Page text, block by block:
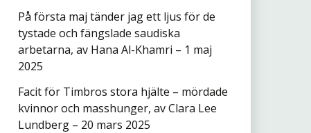
På första maj tänder jag ett ljus för de
tystade och fängslade saudiska
arbetarna, av Hana Al-Khamri – 1 maj
2025
Facit för Timbros stora hjälte – mördade
kvinnor och masshunger, av Clara Lee
Lundberg – 20 mars 2025